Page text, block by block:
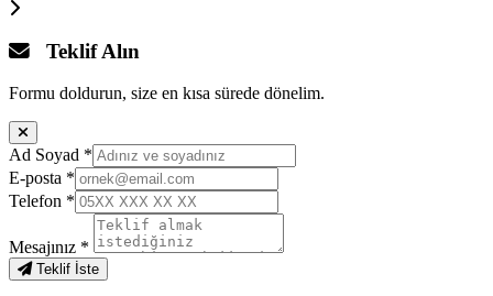
Teklif Alın
Formu doldurun, size en kısa sürede dönelim.
Ad Soyad *
E-posta *
Telefon *
Mesajınız *
Teklif İste